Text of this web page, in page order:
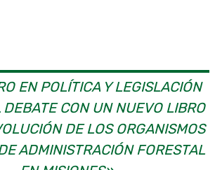
EN POLÍTICA Y LEGISLACIÓN
DEBATE CON UN NUEVO LIBRO
DE LOS ORGANISMOS
ADMINISTRACIÓN FORESTAL